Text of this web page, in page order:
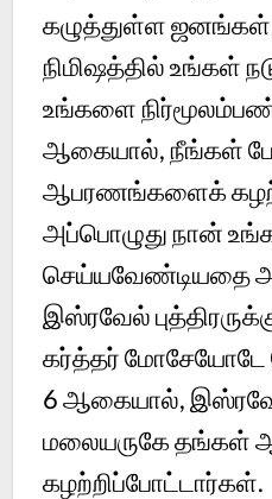
கழுத்துள்ள
நிமிஷத்தில் உங்கள்
உங்களை
ஆகையால், நீங்கள்
ஆபரணங்களைக்
அப்பொழுது நான்
செய்யவேண்டியதை
இஸ்ரவேல்
கர்த்தர் மோசேயோடே
6ஆகையால், இஸ்ரவேல்
மலையருகே
கழற்றிப்போட்டார்கள்.